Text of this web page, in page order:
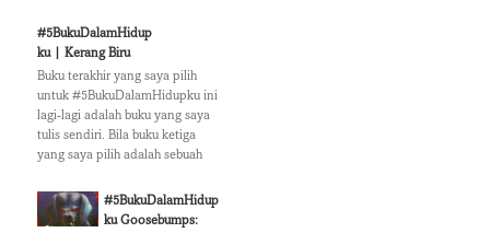
e
r
O
p
n
s
n
e
w
w
o
(
O
e
n
s
i
e
w
#5BukuDalamHidup
ku | Kerang Biru
Buku terakhir yang saya pilih
untuk #5BukuDalamHidupku ini
lagi-lagi adalah buku yang saya
tulis sendiri. Bila buku ketiga
yang saya pilih adalah sebuah
saya ceritakan adalah sebuah
buku kumpulan puisi. Kelas satu
#5BukuDalamHidup
ku Goosebumps: